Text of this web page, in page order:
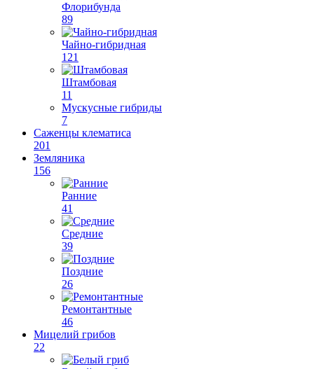
Флорибунда
89
Чайно-гибридная
121
Штамбовая
11
Мускусные гибриды
7
Саженцы клематиса
201
Земляника
156
Ранние
41
Средние
39
Поздние
26
Ремонтантные
46
Мицелий грибов
22